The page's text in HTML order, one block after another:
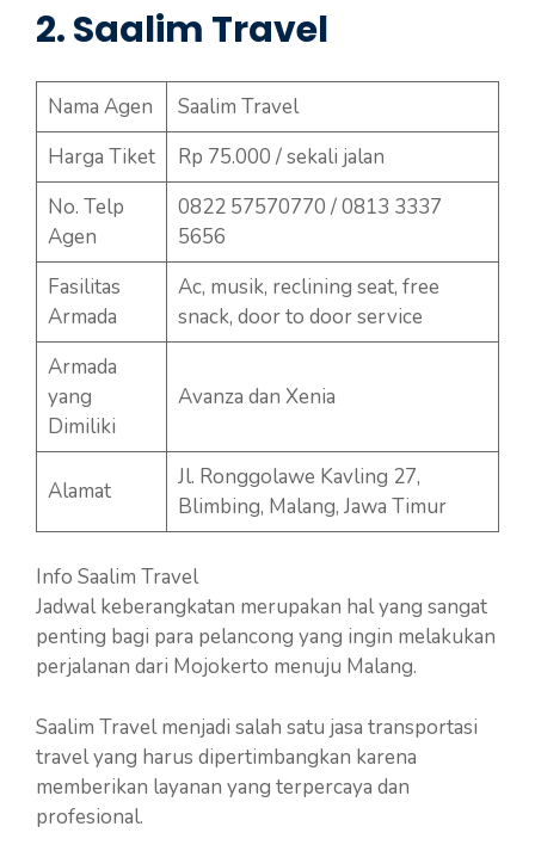
2. Saalim Travel
Nama Agen
Saalim Travel
Harga Tiket
Rp 75.000 / sekali jalan
No. Telp
Agen
0822 57570770 / 0813 3337
5656
Fasilitas
Armada
Ac, musik, reclining seat, free
snack, door to door service
Armada
yang
Dimiliki
Avanza dan Xenia
Alamat
Jl. Ronggolawe Kavling 27,
Blimbing, Malang, Jawa Timur
Info Saalim Travel
Jadwal keberangkatan merupakan hal yang sangat
penting bagi para pelancong yang ingin melakukan
perjalanan dari Mojokerto menuju Malang.
Saalim Travel menjadi salah satu jasa transportasi
travel yang harus dipertimbangkan karena
memberikan layanan yang terpercaya dan
profesional.